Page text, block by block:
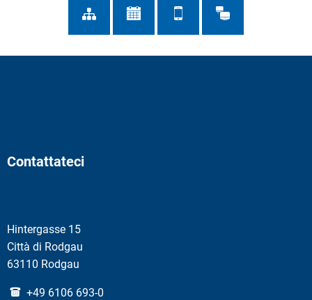
Contattateci
Hintergasse 15
Città di Rodgau
63110 Rodgau
+49 6106 693-0